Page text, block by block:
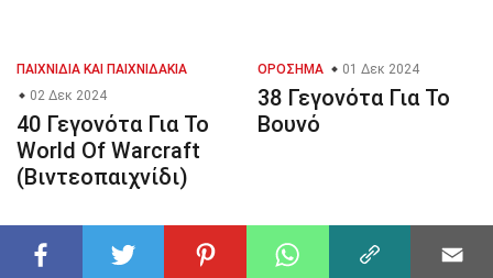
ΠΑΙΧΝΊΔΙΑ ΚΑΙ ΠΑΙΧΝΙΔΆΚΙΑ
02 Δεκ 2024
40 Γεγονότα Για Το
World Of Warcraft
(Βιντεοπαιχνίδι)
ΟΡΌΣΗΜΑ 01 Δεκ 2024
38 Γεγονότα Για Το
Βουνό